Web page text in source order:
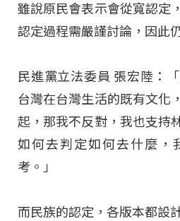
雖說原民會表示會從寬認定
認定過程需嚴謹討論，因此
民進黨立法委員 張宏陸：
台灣在台灣生活的既有文化
起，那我不反對，我也支持
如何去判定如何去什麼，
考。」
而民族的認定，各版本都設